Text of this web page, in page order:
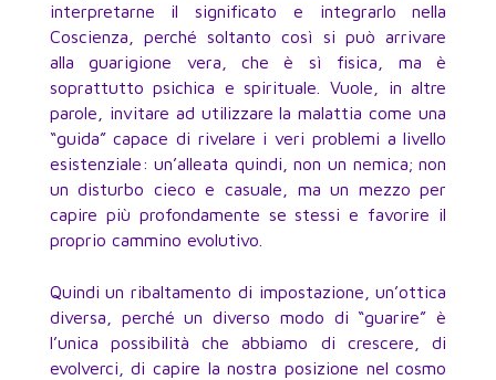
interpretarne il significato e integrarlo nella
Coscienza, perché soltanto così si può arrivare
alla guarigione vera, che è sì fisica, ma è
soprattutto psichica e spirituale. Vuole, in altre
parole, invitare ad utilizzare la malattia come una
“guida” capace di rivelare i veri problemi a livello
esistenziale: un’alleata quindi, non un nemica; non
un disturbo cieco e casuale, ma un mezzo per
capire più profondamente se stessi e favorire il
proprio cammino evolutivo.
Quindi un ribaltamento di impostazione, un’ottica
diversa, perché un diverso modo di “guarire” è
l’unica possibilità che abbiamo di crescere, di
evolverci, di capire la nostra posizione nel cosmo